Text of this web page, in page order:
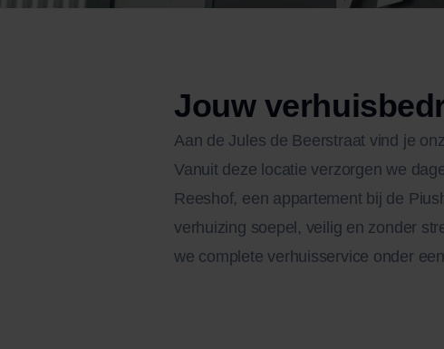
Jouw
Aan de Jules de Beerstraat vind je
Vanuit deze locatie verzorgen we
Reeshof, een appartement bij de
verhuizing soepel, veilig en zonder
we complete verhuisservice onder